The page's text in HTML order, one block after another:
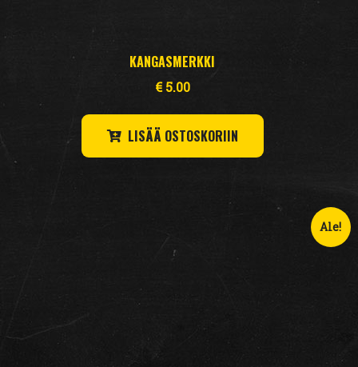
KANGASMERKKI
€5.00
LISÄÄ OSTOSKORIIN
Ale!